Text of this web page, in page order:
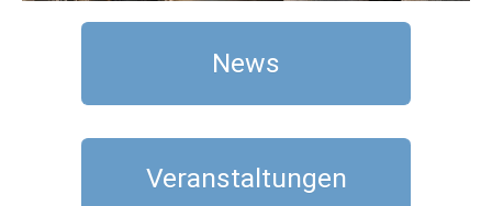
News
Veranstaltungen